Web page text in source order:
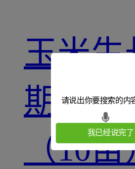
请说出你要搜索的内
我已经说完了
玉米生
期飞防
（10